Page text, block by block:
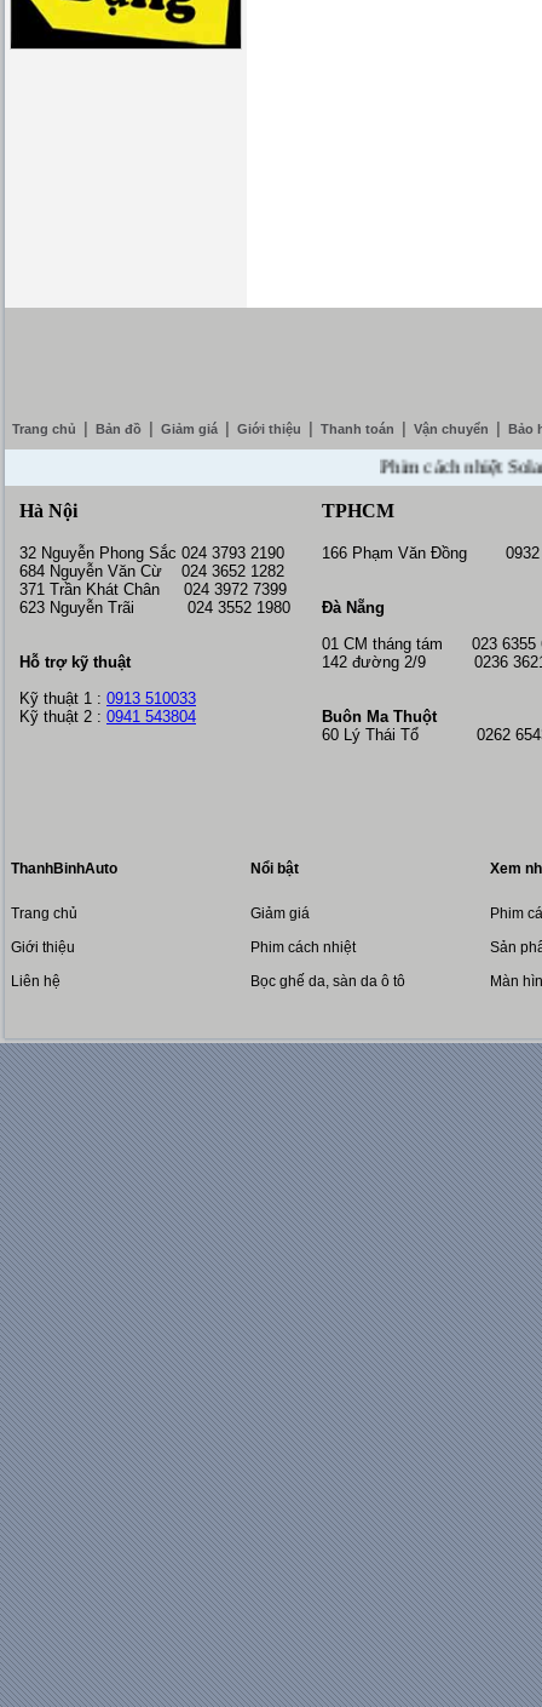
Trang chủ Bản đồ Giảm giá Giới thiệu Thanh toán Vận chuyển Bảo
Phim cách nhiệt
Hà Nội
32 Nguyễn Phong Sắc 024 3793 2190
684 Nguyễn Văn Cừ 024 3652 1282
371 Trần Khát Chân 024 3972 7399
623 Nguyễn Trãi 024 3552 1980
Hỗ trợ kỹ thuật
Kỹ thuật 1 : 0913 510033
Kỹ thuật 2 : 0941 543804
TPHCM
166 Phạm Văn Đồng 0932
Đà Nẵng
01 CM tháng tám 023 6355
142 đường 2/9 0236
Buôn Ma Thuột
60 Lý Thái Tổ 0262
ThanhBinhAuto
Trang chủ
Giới thiệu
Liên hệ
Nổi bật
Giảm giá
Phim cách nhiệt
Bọc ghế da, sàn da ô tô
Xem
Phim
Sản
Màn